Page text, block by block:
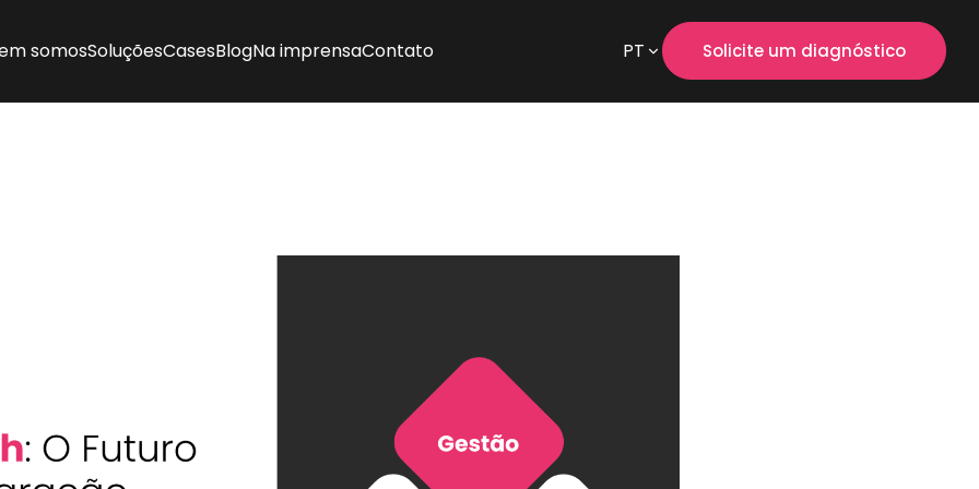
somosSoluçõesCasesBlogNa imprensaContato PT Solicite um diagnóstico